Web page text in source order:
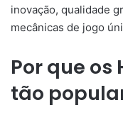
inovação, qualidade
mecânicas de jogo
Por que os
tão